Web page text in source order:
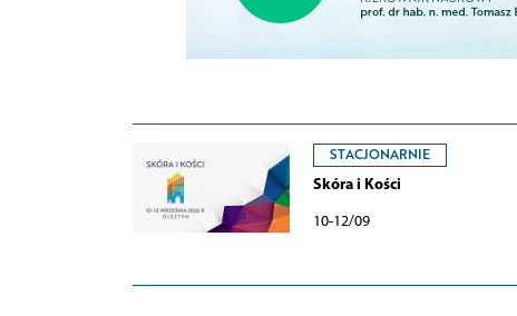
STACJONARNIE
Skóra i Kości
10-12/09